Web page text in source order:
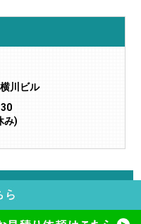
川ビル
み)
all rights reserved.